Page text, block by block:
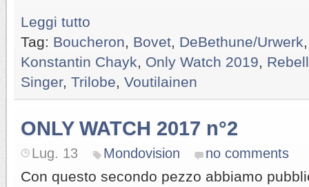
Leggi tutto
Tag: Boucheron Bovet DeBethune/Urwerk
Konstantin Chayk
Only Watch 2019
Singer, Trilobe Voutilainen
ONLY WATCH 2017 n°2
Lug. 13 Mondovision no comments
Con questo secondo pezzo abbiamo